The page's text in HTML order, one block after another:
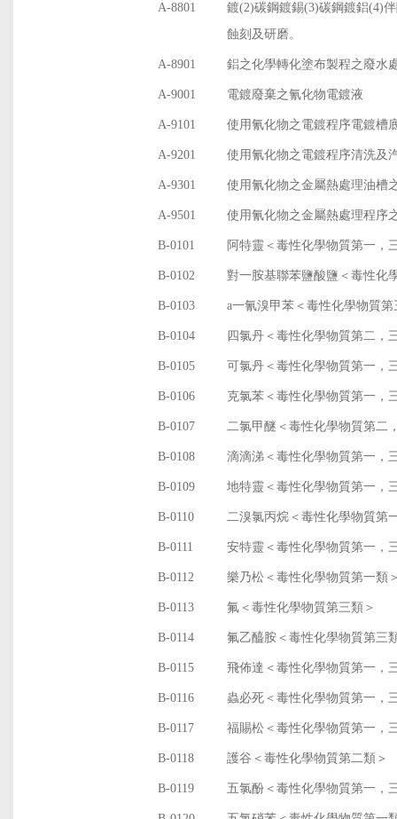
A-8801
鍍(2)碳鋼鍍錫(3)碳鋼鍍鋁(4)
蝕刻及研磨。
A-8901 鋁之化學轉化塗布製程之廢水
A-9001 電鍍廢棄之氰化物電鍍液
A-9101 使用氰化物之電鍍程序電鍍槽
A-9201 使用氰化物之電鍍程序清洗及
A-9301 使用氰化物之金屬熱處理油槽
A-9501 使用氰化物之金屬熱處理程序
B-0101 阿特靈＜毒性化學物質第一，
B-0102 對一胺基聯苯鹽酸鹽＜毒性化
B-0103 a一氰溴甲苯＜毒性化學物質第
B-0104 四氯丹＜毒性化學物質第二，
B-0105 可氯丹＜毒性化學物質第一，
B-0106 克氯苯＜毒性化學物質第一，
B-0107 二氯甲醚＜毒性化學物質第二
B-0108 滴滴涕＜毒性化學物質第一，
B-0109 地特靈＜毒性化學物質第一，
B-0110 二溴氯丙烷＜毒性化學物質第
B-0111 安特靈＜毒性化學物質第一，
B-0112 樂乃松＜毒性化學物質第一類
B-0113 氟＜毒性化學物質第三類＞
B-0114 氟乙醯胺＜毒性化學物質第三
B-0115 飛佈達＜毒性化學物質第一，
B-0116 蟲必死＜毒性化學物質第一，
B-0117 福賜松＜毒性化學物質第一，
B-0118 護谷＜毒性化學物質第二類＞
B-0119 五氯酚＜毒性化學物質第一，